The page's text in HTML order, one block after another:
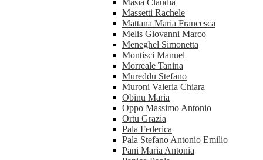
Masia Claudia
Massetti Rachele
Mattana Maria Francesca
Melis Giovanni Marco
Meneghel Simonetta
Montisci Manuel
Morreale Tanina
Mureddu Stefano
Muroni Valeria Chiara
Obinu Maria
Oppo Massimo Antonio
Ortu Grazia
Pala Federica
Pala Stefano Antonio Emilio
Pani Maria Antonia